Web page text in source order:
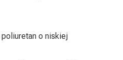
poliuretan o niskiej